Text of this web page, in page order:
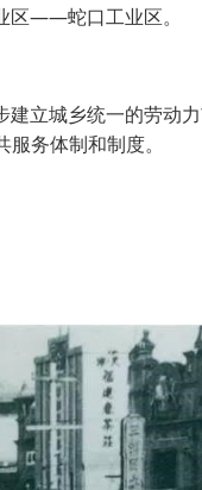
区——蛇口工业区。
立城乡统一的劳动
务体制和制度。